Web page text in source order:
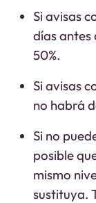
Si avisas
días antes
50%.
Si avisas
no habrá
Si no
posible
mismo
sustituya.